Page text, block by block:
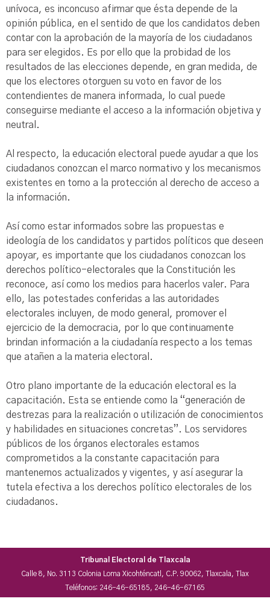
unívoca, es inconcuso afirmar que ésta depende de la
opinión pública, en el sentido de que los candidatos deben
contar con la aprobación de la mayoría de los ciudadanos
para ser elegidos. Es por ello que la probidad de los
resultados de las elecciones depende, en gran medida, de
que los electores otorguen su voto en favor de los
contendientes de manera informada, lo cual puede
conseguirse mediante el acceso a la información objetiva y
neutral.
Al respecto, la educación electoral puede ayudar a que los
ciudadanos conozcan el marco normativo y los mecanismos
existentes en torno a la protección al derecho de acceso a
la información.
Así como estar informados sobre las propuestas e
ideología de los candidatos y partidos políticos que deseen
apoyar, es importante que los ciudadanos conozcan los
derechos político-electorales que la Constitución les
reconoce, así como los medios para hacerlos valer. Para
ello, las potestades conferidas a las autoridades
electorales incluyen, de modo general, promover el
ejercicio de la democracia, por lo que continuamente
brindan información a la ciudadanía respecto a los temas
que atañen a la materia electoral.
Otro plano importante de la educación electoral es la
capacitación. Esta se entiende como la “generación de
destrezas para la realización o utilización de conocimientos
y habilidades en situaciones concretas”. Los servidores
públicos de los órganos electorales estamos
comprometidos a la constante capacitación para
mantenernos actualizados y vigentes, y así asegurar la
tutela efectiva a los derechos político electorales de los
ciudadanos.
Tribunal Electoral de Tlaxcala
Calle 8, No. 3113 Colonia Loma Xicohténcatl, C.P. 90062, Tlaxcala, Tlax
Teléfonos: 246-46-65185, 246-46-67165